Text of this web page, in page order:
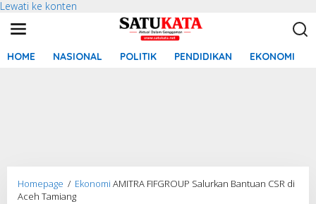
Lewati ke konten
HOME NASIONAL POLITIK PENDIDIKAN EKONOMI
Homepage / Ekonomi AMITRA FIFGROUP Salurkan Bantuan CSR di
Aceh Tamiang